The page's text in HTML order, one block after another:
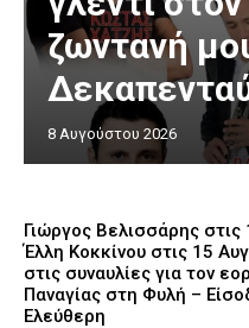
ζωντανή
8 Αυγούστου 2026
Γιώργος Βελισσάρης στις
Έλλη Κοκκίνου στις 15
στις συναυλίες για τον
Παναγίας στη Φυλή –
Ελεύθερη